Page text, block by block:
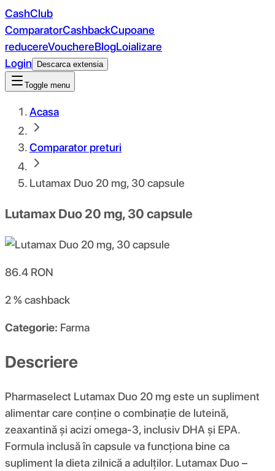
CashClub
ComparatorCashbackCupoane
reducereVouchereBlogLoializare
Login
Descarca extensia
Toggle menu
Acasa
Comparator preturi
Lutamax Duo 20 mg, 30 capsule
Lutamax Duo 20 mg, 30 capsule
86.4 RON
2 %cashback
Categorie: Farma
Descriere
Pharmaselect Lutamax Duo 20 mg este un supliment
alimentar care conține o combinație de luteină,
zeaxantină și acizi omega-3, inclusiv DHA și EPA.
Formula inclusă în capsule va funcționa bine ca
supliment la dieta zilnică a adulților. Lutamax Duo –